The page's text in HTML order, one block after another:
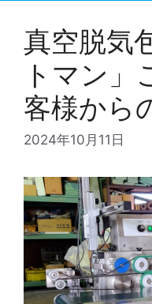
真空脱気
トマン」
客様から
2024年10月11日